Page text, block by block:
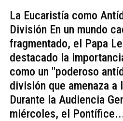
La Eucaristía como
División En un mundo
fragmentado, el Papa
destacado la
como un "poderoso
división que amenaza a
Durante la Audiencia
miércoles, el